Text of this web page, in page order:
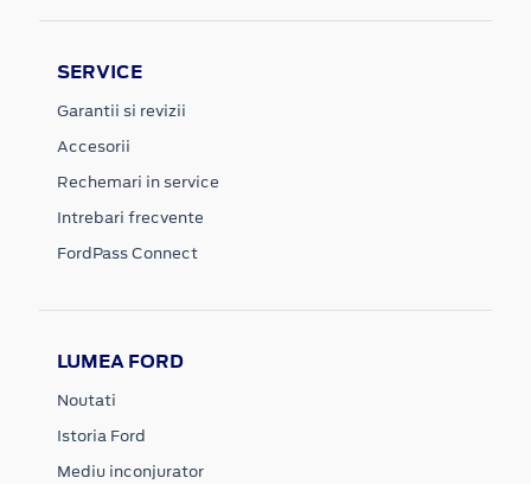
SERVICE
Garantii si revizii
Accesorii
Rechemari in service
Intrebari frecvente
FordPass Connect
LUMEA FORD
Noutati
Istoria Ford
Mediu inconjurator